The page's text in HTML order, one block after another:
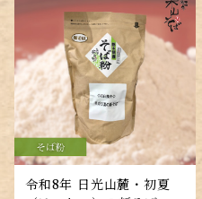
令和8年 日光山麓・初夏